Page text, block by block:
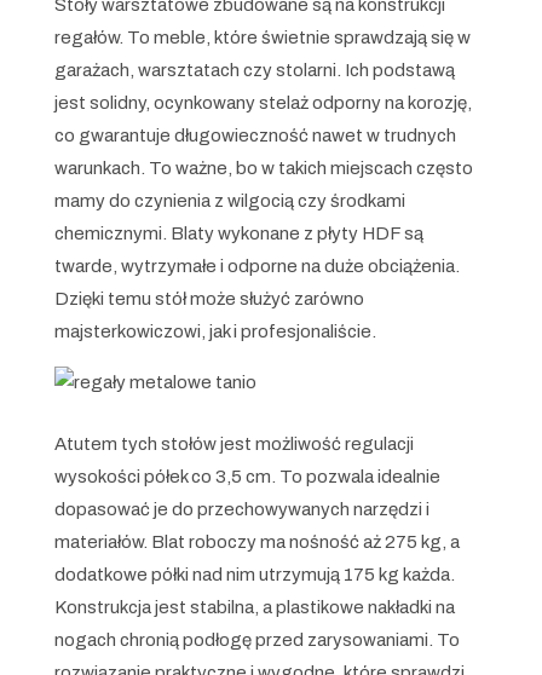
Stoły warsztatowe zbudowane są na konstrukcji
regałów. To meble, które świetnie sprawdzają się w
garażach, warsztatach czy stolarni. Ich podstawą
jest solidny, ocynkowany stelaż odporny na korozję,
co gwarantuje długowieczność nawet w trudnych
warunkach. To ważne, bo w takich miejscach często
mamy do czynienia z wilgocią czy środkami
chemicznymi. Blaty wykonane z płyty HDF są
twarde, wytrzymałe i odporne na duże obciążenia.
Dzięki temu stół może służyć zarówno
majsterkowiczowi, jak i profesjonaliście.
Atutem tych stołów jest możliwość regulacji
wysokości półek co 3,5 cm. To pozwala idealnie
dopasować je do przechowywanych narzędzi i
materiałów. Blat roboczy ma nośność aż 275 kg, a
dodatkowe półki nad nim utrzymują 175 kg każda.
Konstrukcja jest stabilna, a plastikowe nakładki na
nogach chronią podłogę przed zarysowaniami. To